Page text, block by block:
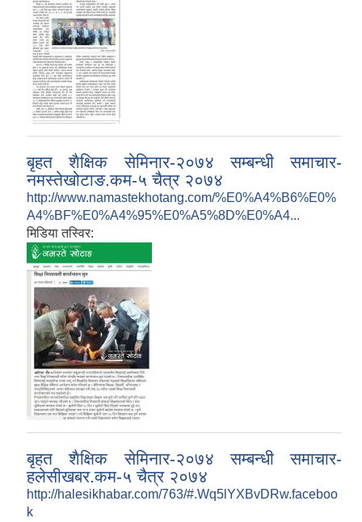
बृहत शैक्षिक सेमिनार-२०७४ सम्बन्धी समाचार-
नमस्तेखोटाङ.कम-५ चैत्र २०७४
http://www.namastekhotang.com/%E0%A4%B6%E0%
A4%BF%E0%A4%95%E0%A5%8D%E0%A4...
मिडिया तस्विर:
बृहत शैक्षिक सेमिनार-२०७४ सम्बन्धी समाचार-
हलेसीखबर.कम-५ चैत्र २०७४
http://halesikhabar.com/763/#.Wq5lYXBvDRw.faceboo
k